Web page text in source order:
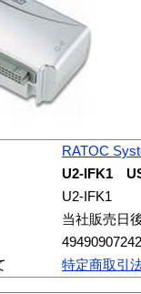
RATOC
U2-IFK1
U2-IFK1
当社販売日
特定商取引